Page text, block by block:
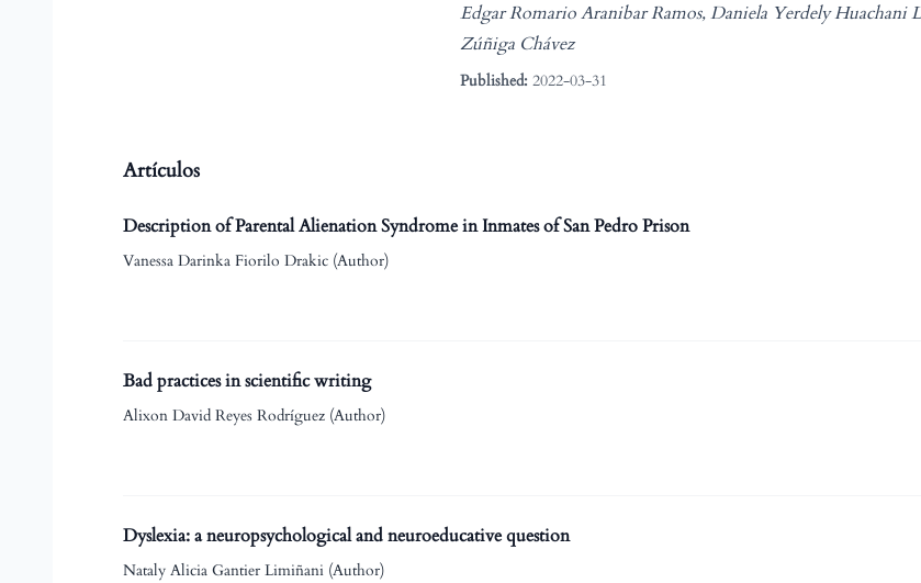
Edgar Romario Aranibar Ramos, Daniela Yerdely Huachani
Zúñiga Chávez
Published:2022-03-31
Artículos
Description of Parental Alienation Syndrome in Inmates of San Pedro Prison
Vanessa Darinka Fiorilo Drakic (Author)
Bad practices in scientific writing
Alixon David Reyes Rodríguez (Author)
Dyslexia: a neuropsychological and neuroeducative question
Nataly Alicia Gantier Limiñani (Author)